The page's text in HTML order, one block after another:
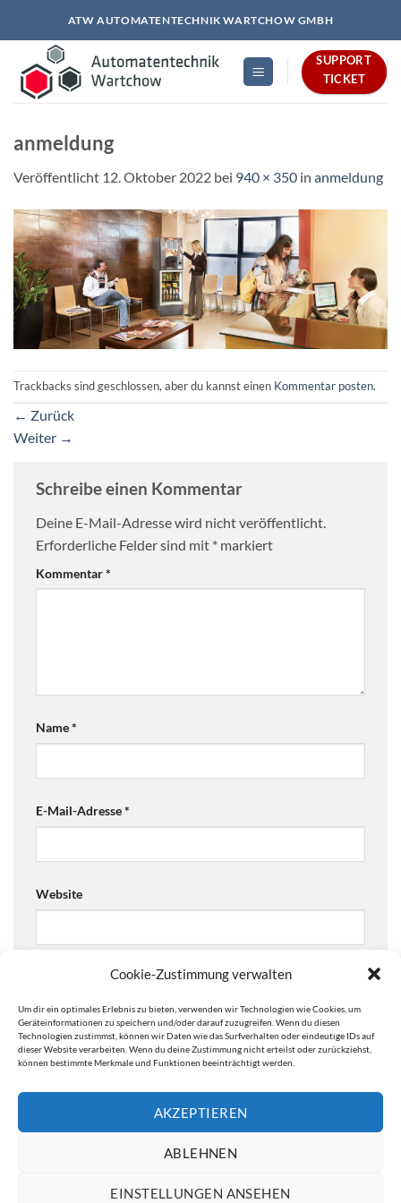
Cookie-Zustimmung verwalten
Um dir ein optimales Erlebnis zu bieten, verwenden wir Technologien wie Cookies, um
Geräteinformationen zu speichern und/oder darauf zuzugreifen. Wenn du diesen
Technologien zustimmst, können wir Daten wie das Surfverhalten oder eindeutige IDs auf
dieser Website verarbeiten. Wenn du deine Zustimmung nicht erteilst oder zurückziehst,
können bestimmte Merkmale und Funktionen beeinträchtigt werden.
AKZEPTIEREN
ABLEHNEN
EINSTELLUNGEN ANSEHEN
springen
ATW AUTOMATENTECHNIK WARTCHOW GMBH
SUPPORT
TICKET
anmeldung
Veröffentlicht 12. Oktober 2022 bei 940 × 350 in anmeldung
Trackbacks sind geschlossen, aber du kannst einen Kommentar posten.
← Zurück
Weiter →
Schreibe einen Kommentar
Deine E-Mail-Adresse wird nicht veröffentlicht.
Erforderliche Felder sind mit * markiert
Kommentar*
Name*
E-Mail-Adresse*
Website
Ja, füge mich zu der Mailingliste hinzu!
Are you human? Please solve: